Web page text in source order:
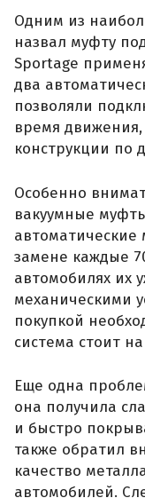
Одним из
назвал муфту
Sportage
два
позволяли
время движения,
конструкции по
Особенно
вакуумные
автоматические
замене каждые
автомобилях их
механическими
покупкой
система стоит
Еще одна
она получила
и быстро
также обратил
качество
автомобилей.